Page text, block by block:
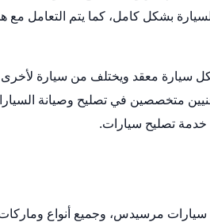
بشكل كامل، كما يتم التعامل
سيارة معقد ويختلف من سيارة لأخرى
متخصصين في تصليح وصيانة
خدمة تصليح سيارات.
سيارات مرسيدس، وجميع أنواع وماركات